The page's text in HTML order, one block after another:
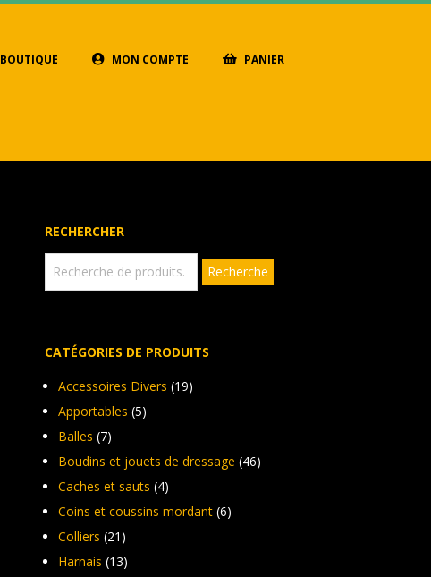
BOUTIQUE MON COMPTE PANIER
RECHERCHER
pour :
Recherche
CATÉGORIES DE PRODUITS
Accessoires Divers (19)
Apportables (5)
Balles (7)
Boudins et jouets de dressage (46)
Caches et sauts (4)
Coins et coussins mordant (6)
Colliers (21)
Harnais (13)